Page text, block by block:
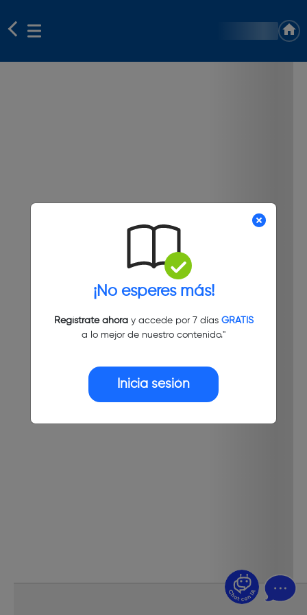
¡No esperes más!
Regístrate ahoray accede por 7 días GRATIS
a lo mejor de nuestro contenido."
Inicia sesión